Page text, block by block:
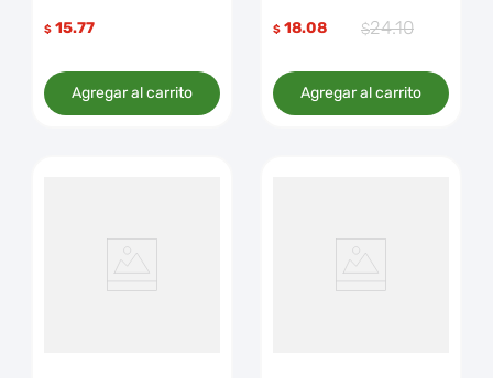
$ 15.77
Agregar al carrito
$ 18.08 24.10
Agregar al carrito